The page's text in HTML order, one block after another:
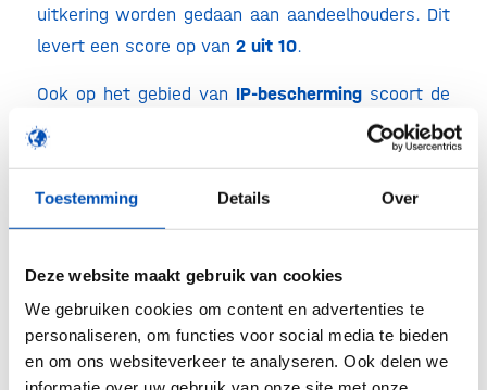
Toestemming Details Over
Deze website maakt gebruik van cookies
We gebruiken cookies om content en advertenties te
personaliseren, om functies voor social media te bieden
en om ons websiteverkeer te analyseren. Ook delen we
uitkering worden gedaan aan aandeelhouders. Dit
levert een score op van 2 uit 10.
Ook op het gebied vanIP-bescherming scoort de
SRGO laag:
. De regeling legt een sterke
nadruk op kennisdeling, en verplicht toepassing
van de principes van Maatschappelijk
het project ontstaat. Hoewel vooraf afspraken
mogelijk zijn, pakt dit zelden gunstig uit voor
ondernemers.